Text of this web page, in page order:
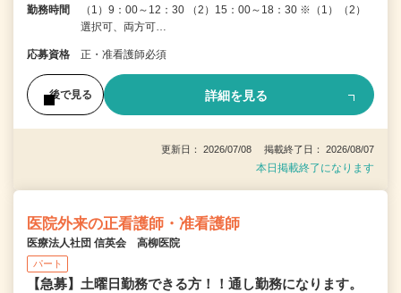
勤務時間
（1）9：00～12：30 （2）15：00～18：30 ※（1）（2）
選択可、両方可…
応募資格 正・准看護師必須
後で見る 詳細を見る
更新日： 2026/07/08 掲載終了日： 2026/08/07
本日掲載終了になります
医院外来の正看護師・准看護師
医療法人社団 信英会 高柳医院
パート
【急募】土曜日勤務できる方！！通し勤務になります。